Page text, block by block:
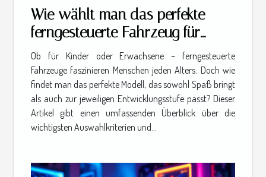
Wie wählt man das perfekte
ferngesteuerte Fahrzeug für
jedes Alter?
Ob für Kinder oder Erwachsene – ferngesteuerte
Fahrzeuge faszinieren Menschen jeden Alters. Doch wie
findet man das perfekte Modell, das sowohl Spaß bringt
als auch zur jeweiligen Entwicklungsstufe passt? Dieser
Artikel gibt einen umfassenden Überblick über die
wichtigsten Auswahlkriterien und...